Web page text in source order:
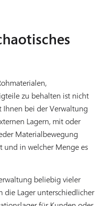
zu behalten ist nicht
Ihnen bei der Verwaltung
Lagern, mit oder
Materialbewegung
und in welcher Menge es
beliebig vieler
die Lager unterschiedlicher